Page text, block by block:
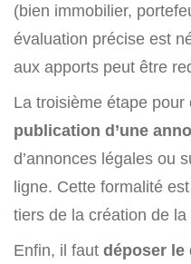
(bien immobilier,
évaluation précise est
aux apports peut être
La troisième étape
publication d’une
d’annonces légales ou
ligne. Cette formalité
tiers de la création de la
Enfin, il faut déposer le